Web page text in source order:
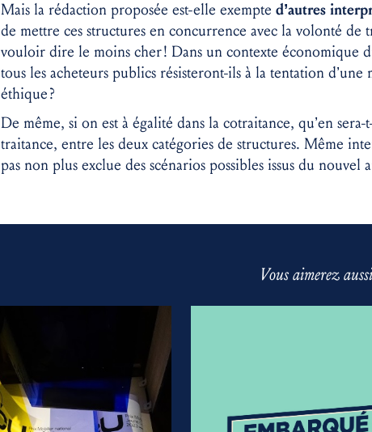
Mais la rédaction proposée est-elle exempte d’autres
de mettre ces structures en concurrence avec la volonté
vouloir dire le moins cher ! Dans un contexte économique
tous les acheteurs publics résisteront-ils à la tentation
éthique ?
De même, si on est à égalité dans la cotraitance, qu’en
traitance, entre les deux catégories de structures. Même
pas non plus exclue des scénarios possibles issus du nouvel
Vous aimerez aussi